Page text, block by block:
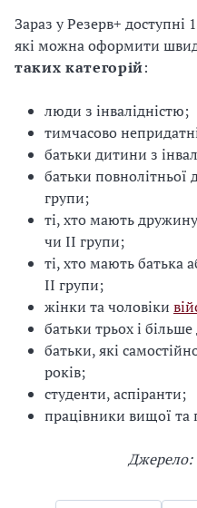
Зараз у Резерв+ доступні
які можна оформити
таких категорій:
люди з інвалідністю;
тимчасово
батьки дитини з
батьки повнолітньої
групи;
ті, хто мають
чи II групи;
ті, хто мають батька
II групи;
жінки та чоловіки
батьки трьох і
батьки, які
років;
студенти, аспіранти;
працівники вищої та
Джерело: